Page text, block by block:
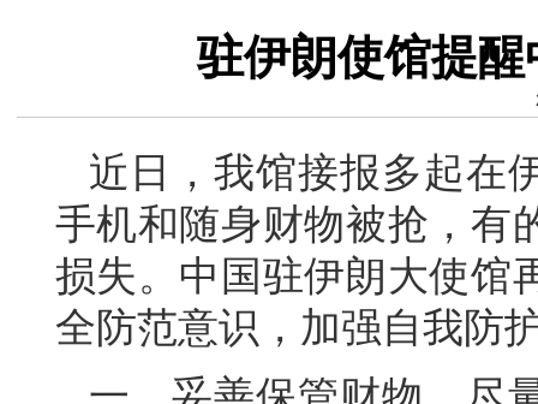
驻伊朗使馆提
近日，我馆接报多起在
手机和随身财物被抢，有
损失。中国驻伊朗大使馆
全防范意识，加强自我防